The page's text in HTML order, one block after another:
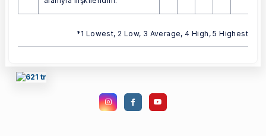
*1 Lowest, 2 Low, 3 Average, 4 High, 5 Highest